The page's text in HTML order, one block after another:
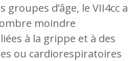
groupes d’âge, le VII4cc a
moindre
à la grippe et à des
ou cardiorespiratoires